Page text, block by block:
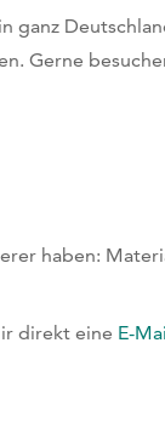
ganz
Gerne
haben:
direkt eine E-